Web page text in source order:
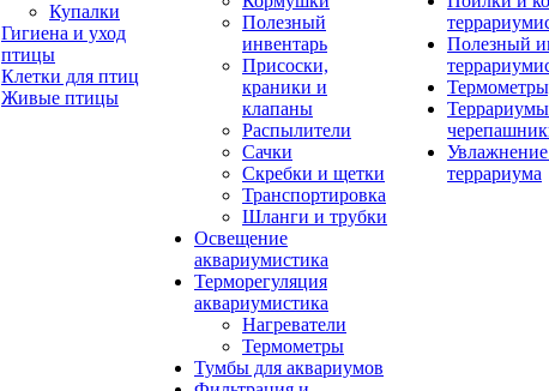
Купалки
Гигиена и уход
птицы
Клетки для птиц
Живые птицы
Полезный
инвентарь
Присоски,
краники и
клапаны
Распылители
Сачки
Скребки и щетки
Транспортировка
Шланги и трубки
Освещение
аквариумистика
Терморегуляция
аквариумистика
Нагреватели
Термометры
Тумбы для аквариумов
Полезный
террариума